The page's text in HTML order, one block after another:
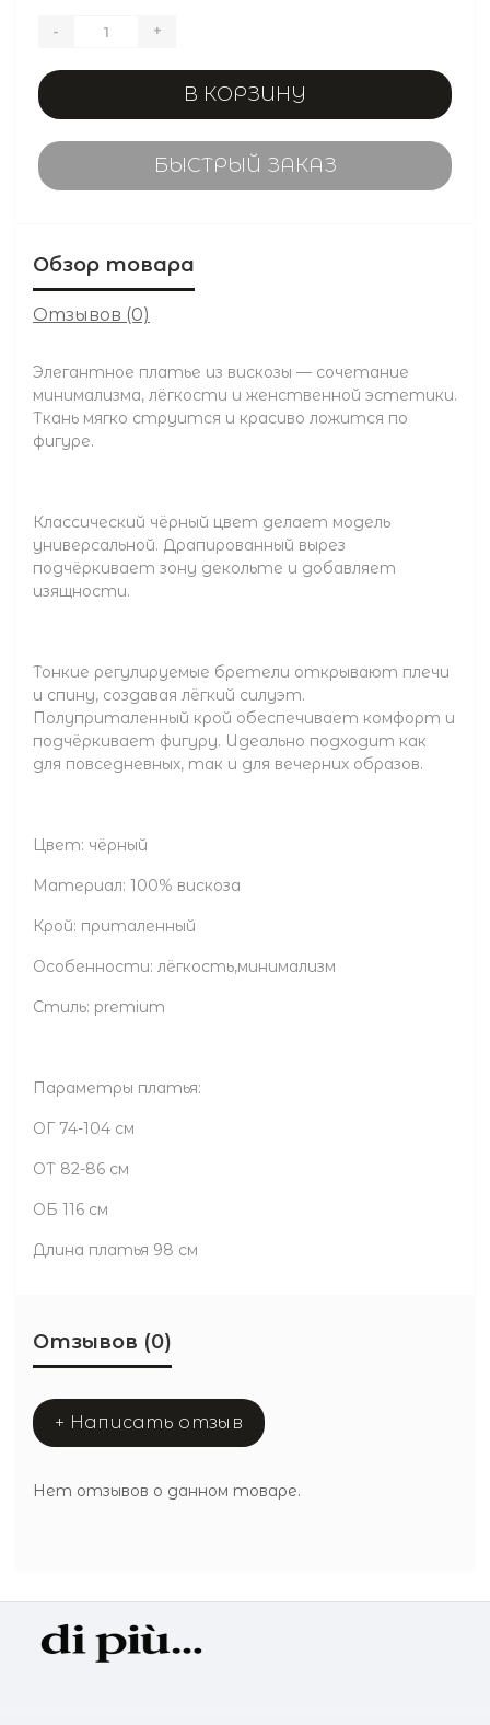
- +
В КОРЗИНУ
БЫСТРЫЙ ЗАКАЗ
Обзор товара
Отзывов (0)
Элегантное платье из вискозы — сочетание
минимализма, лёгкости и женственной эстетики.
Ткань мягко струится и красиво ложится по
фигуре.
Классический чёрный цвет делает модель
универсальной. Драпированный вырез
подчёркивает зону декольте и добавляет
изящности.
Тонкие регулируемые бретели открывают плечи
и спину, создавая лёгкий силуэт.
Полуприталенный крой обеспечивает комфорт и
подчёркивает фигуру. Идеально подходит как
для повседневных, так и для вечерних образов.
Цвет: чёрный
Материал: 100% вискоза
Крой: приталенный
Особенности: лёгкость,минимализм
Стиль: premium
Параметры платья:
ОГ 74-104 см
ОТ 82-86 см
ОБ 116 см
Длина платья 98 см
Отзывов (0)
+ Написать отзыв
Нет отзывов о данном товаре.